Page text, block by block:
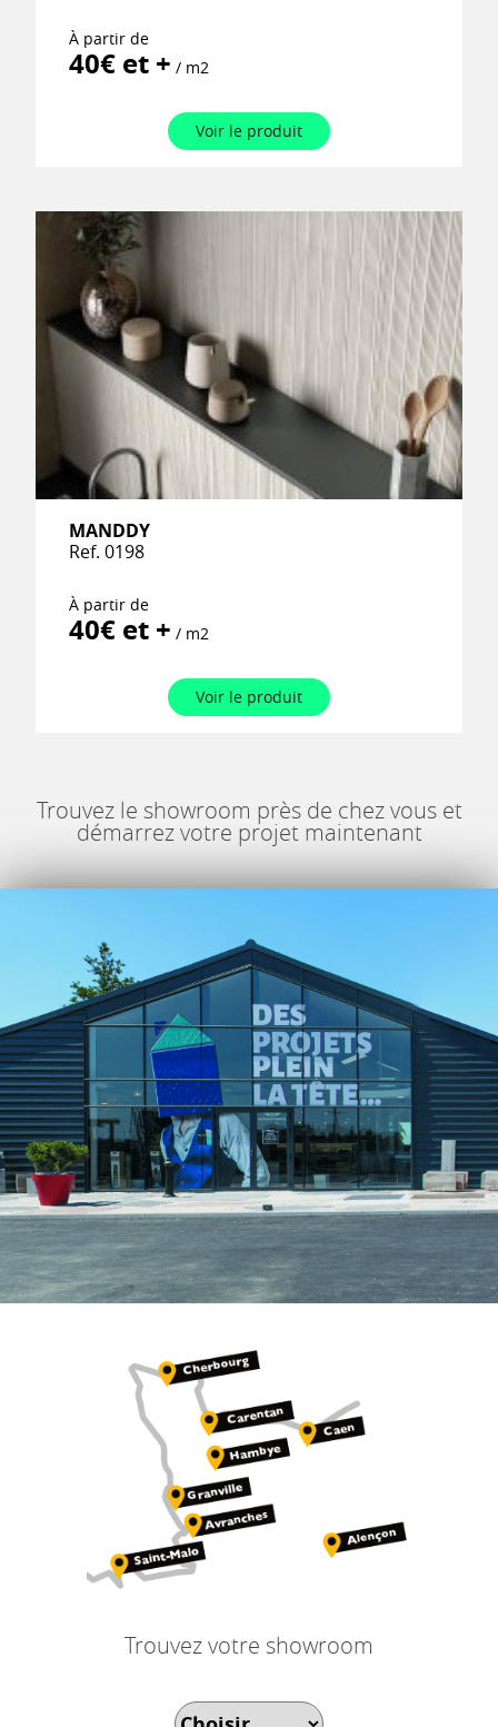
À partir de
40€ et + / m2
Voir le produit
MANDDY
Ref. 0198
À partir de
40€ et + / m2
Voir le produit
Trouvez le showroom près de chez vous et
démarrez votre projet maintenant
Trouvez votre showroom